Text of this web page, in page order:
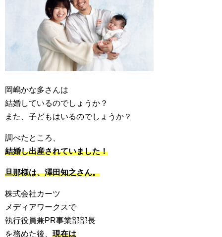
岡嶋かな多さんは
結婚しているのでしょうか？
また、子どもはいるのでしょうか？
調べたところ、
結婚し出産されていました！
旦那様は、澤田知之さん。
株式会社カーツ
メディアワークスで
執行役員兼PR事業部部長
を務めた後、 現在は